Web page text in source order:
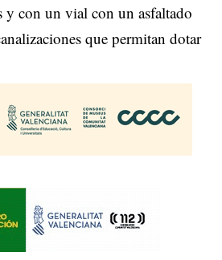
y con un vial con un asfaltado
que permitan dotar